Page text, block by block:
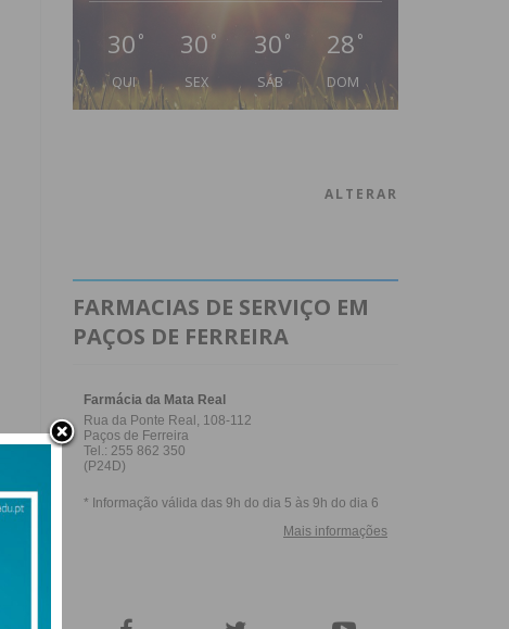
30 °
QUI
30 °
SEX
30 °
SÁB
28 °
DOM
ALTERAR
FARMACIAS DE SERVIÇO EM
PAÇOS DE FERREIRA